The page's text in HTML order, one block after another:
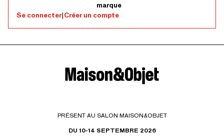
marque
Se connecter|Créer un compte
PRÉSENT AU SALON MAISON&OBJET
DU 10-14 SEPTEMBRE 2026